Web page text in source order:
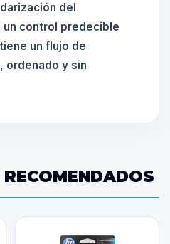
del
control predecible
un flujo de
ordenado y sin